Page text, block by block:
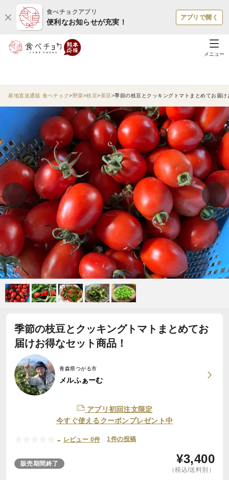
食べチョクアプリ
便利なお知らせが充実！
アプリで開く
メニュー
産地直送通販 食べチョク 野菜 枝豆 茶豆 季節の枝豆とクッキングトマトまとめてお届
季節の枝豆とクッキングトマトまとめてお
届けお得なセット商品！
青森県つがる市
メルふぁーむ
アプリ初回注文限定
今すぐ使えるクーポンプレゼント中
- レビュー 0件 1件の投稿
販売期間終了 ¥3,400
（税込/送料別）